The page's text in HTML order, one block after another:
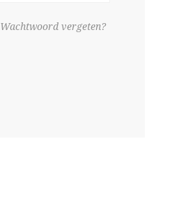
Wachtwoord vergeten?